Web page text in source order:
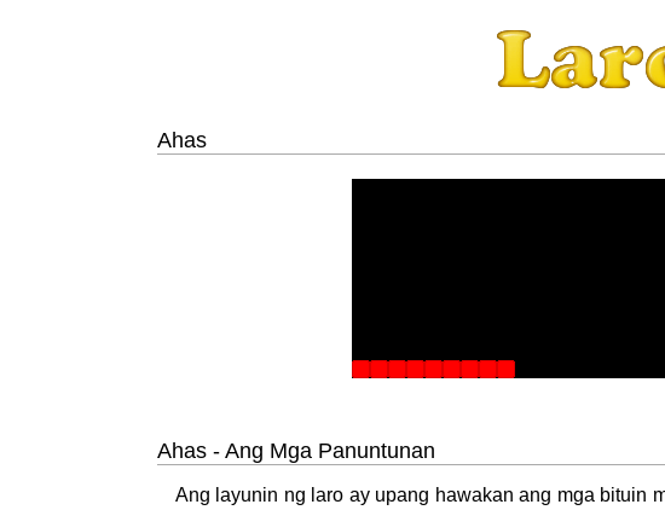
Ahas
Ahas - Ang Mga Panuntunan
Ang layunin ng laro ay upang hawakan ang mga bituin